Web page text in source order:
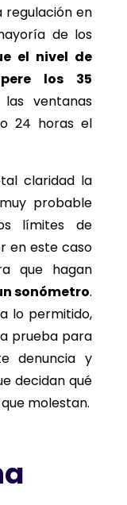
regulación en
de los
el nivel de
los 35
ventanas
24 horas el
claridad la
probable
límites de
en este caso
que hagan
sonómetro.
lo permitido,
prueba para
denuncia y
decidan qué
molestan.